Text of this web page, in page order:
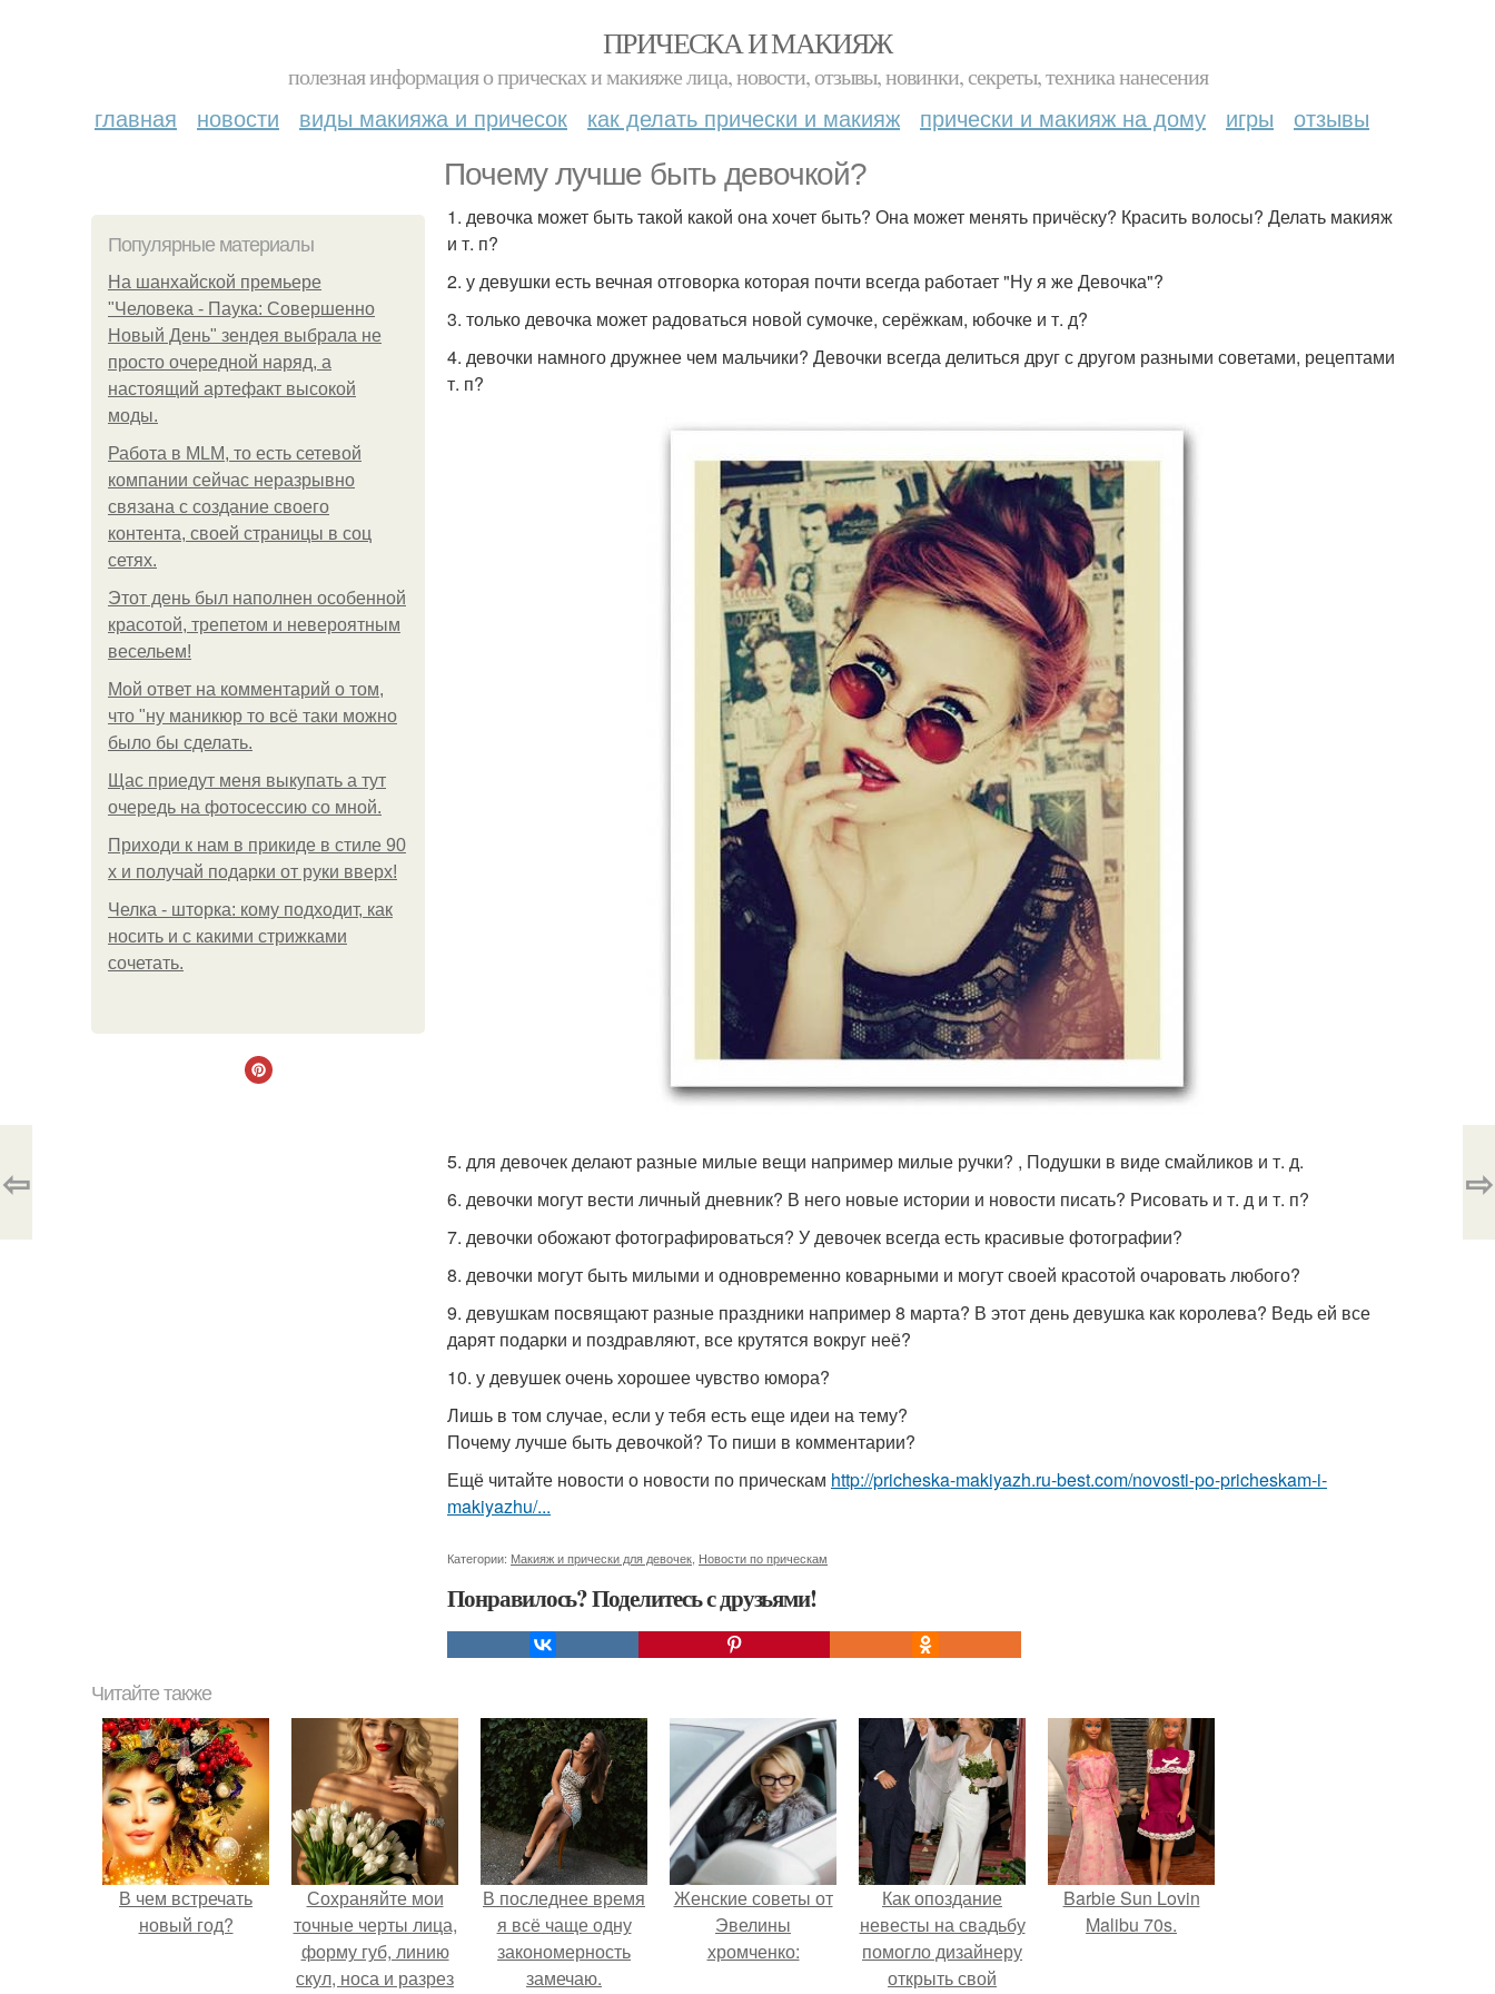
ПРИЧЕСКА И МАКИЯЖ
полезная информация о прическах и макияже лица, новости, отзывы, новинки, секреты, техника нанесения
главная новости виды макияжа и причесок как делать прически и макияж прически и макияж на дому игры отзывы
Почему лучше быть девочкой?
Популярные материалы
На шанхайской премьере
"Человека - Паука: Совершенно
Новый День" зендея выбрала не
просто очередной наряд, а
настоящий артефакт высокой
моды.
Работа в MLM, то есть сетевой
компании сейчас неразрывно
связана с создание своего
контента, своей страницы в соц
сетях.
Этот день был наполнен особенной
красотой, трепетом и невероятным
весельем!
Мой ответ на комментарий о том,
что "ну маникюр то всё таки можно
было бы сделать.
Щас приедут меня выкупать а тут
очередь на фотосессию со мной.
Приходи к нам в прикиде в стиле 90
х и получай подарки от руки вверх!
Челка - шторка: кому подходит, как
носить и с какими стрижками
сочетать.
1. девочка может быть такой какой она хочет быть? Она может менять причёску? Красить волосы? Делать макияж
и т. п?
2. у девушки есть вечная отговорка которая почти всегда работает "Ну я же Девочка"?
3. только девочка может радоваться новой сумочке, серёжкам, юбочке и т. д?
4. девочки намного дружнее чем мальчики? Девочки всегда делиться друг с другом разными советами, рецептами
т. п?
5. для девочек делают разные милые вещи например милые ручки? , Подушки в виде смайликов и т. д.
6. девочки могут вести личный дневник? В него новые истории и новости писать? Рисовать и т. д и т. п?
7. девочки обожают фотографироваться? У девочек всегда есть красивые фотографии?
8. девочки могут быть милыми и одновременно коварными и могут своей красотой очаровать любого?
9. девушкам посвящают разные праздники например 8 марта? В этот день девушка как королева? Ведь ей все
дарят подарки и поздравляют, все крутятся вокруг неё?
10. у девушек очень хорошее чувство юмора?
Лишь в том случае, если у тебя есть еще идеи на тему?
Почему лучше быть девочкой? То пиши в комментарии?
Ещё читайте новости о новости по прическам http://pricheska-makiyazh.ru-best.com/novosti-po-pricheskam-i-
makiyazhu/...
Категории: Макияж и прически для девочек Новости по прическам
Понравилось? Поделитесь с друзьями!
⇦ ⇨
Читайте также
В чем встречать
новый год?
Сохраняйте мои
точные черты лица,
форму губ, линию
скул, носа и разрез
В последнее время
я всё чаще одну
закономерность
замечаю.
Женские советы от
Эвелины
хромченко:
Как опоздание
невесты на свадьбу
помогло дизайнеру
открыть свой
Barbie Sun Lovin
Malibu 70s.